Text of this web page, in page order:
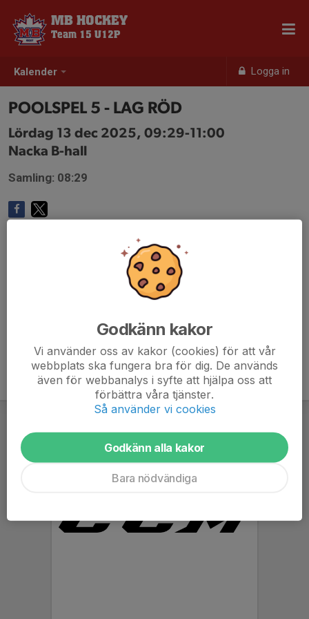
Kalender Logga in
MB HOCKEY
Team 15 U12P
POOLSPEL 5 - LAG RÖD
Lördag 13 dec 2025, 09:29-11:00
Nacka B-hall
Samling: 08:29
Godkänn kakor
Vi använder oss av kakor (cookies) för att vår
webbplats ska fungera bra för dig. De används
även för webbanalys i syfte att hjälpa oss att
förbättra våra tjänster.
Så använder vi cookies
Godkänn alla kakor
Bara nödvändiga